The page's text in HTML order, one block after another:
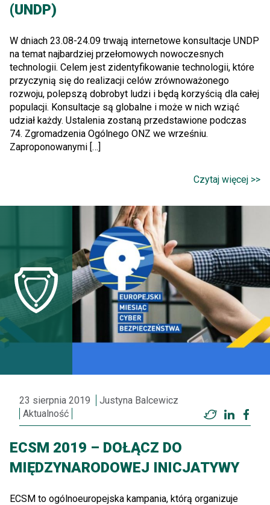
(UNDP)
W dniach 23.08-24.09 trwają internetowe konsultacje UNDP
na temat najbardziej przełomowych nowoczesnych
technologii. Celem jest zidentyfikowanie technologii, które
przyczynią się do realizacji celów zrównoważonego
rozwoju, polepszą dobrobyt ludzi i będą korzyścią dla całej
populacji. Konsultacje są globalne i może w nich wziąć
udział każdy. Ustalenia zostaną przedstawione podczas
74. Zgromadzenia Ogólnego ONZ we wrześniu.
Zaproponowanymi […]
Czytaj więcej >>
23 sierpnia 2019
Justyna Balcewicz
Aktualność
Twitter
ECSM 2019 – DOŁĄCZ DO
MIĘDZYNARODOWEJ INICJATYWY
ECSM to ogólnoeuropejska kampania, którą organizuje